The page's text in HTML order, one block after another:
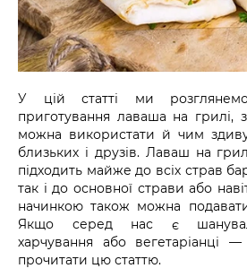
У цій статті ми розглянемо
приготування лаваша на грилі,
можна використати й чим
близьких і друзів. Лаваш на
підходить майже до всіх страв
так і до основної страви або
начинкою також можна
Якщо серед нас є
харчування або вегетаріанці
прочитати цю статтю.